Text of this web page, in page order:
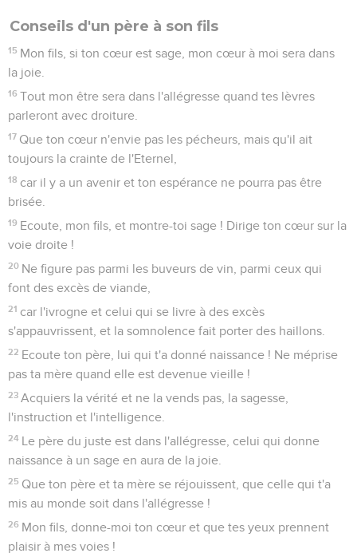
Conseils d'un père à son fils
15 Mon fils, si ton cœur est sage, mon cœur à moi sera dans
la joie.
16 Tout mon être sera dans l'allégresse quand tes lèvres
parleront avec droiture.
17 Que ton cœur n'envie pas les pécheurs, mais qu'il ait
toujours la crainte de l'Eternel,
18 car il y a un avenir et ton espérance ne pourra pas être
brisée.
19 Ecoute, mon fils, et montre-toi sage ! Dirige ton cœur sur la
voie droite !
20 Ne figure pas parmi les buveurs de vin, parmi ceux qui
font des excès de viande,
21 car l'ivrogne et celui qui se livre à des excès
s'appauvrissent, et la somnolence fait porter des haillons.
22 Ecoute ton père, lui qui t'a donné naissance ! Ne méprise
pas ta mère quand elle est devenue vieille !
23 Acquiers la vérité et ne la vends pas, la sagesse,
l'instruction et l'intelligence.
24 Le père du juste est dans l'allégresse, celui qui donne
naissance à un sage en aura de la joie.
25 Que ton père et ta mère se réjouissent, que celle qui t'a
mis au monde soit dans l'allégresse !
26 Mon fils, donne-moi ton cœur et que tes yeux prennent
plaisir à mes voies !